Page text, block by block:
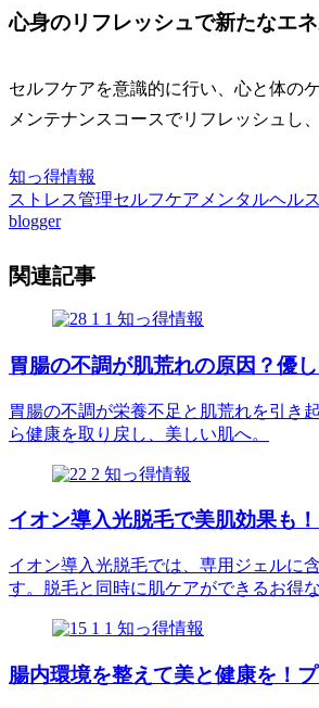
心身のリフレッシュで新たなエ
セルフケアを意識的に行い、心と体の
メンテナンスコースでリフレッシュし
知っ得情報
ストレス管理セルフケア メンタルヘルス
blogger
関連記事
知っ得情報
胃腸の不調が肌荒れの原因？優
胃腸の不調が栄養不足と肌荒れを引き
ら健康を取り戻し、美しい肌へ。
知っ得情報
イオン導入光脱毛で美肌効果も
イオン導入光脱毛では、専用ジェルに
す。脱毛と同時に肌ケアができるお得な
知っ得情報
腸内環境を整えて美と健康を！